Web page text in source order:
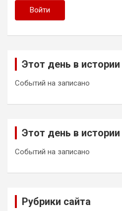
Войти
Этот день в истории
Событий на записано
Этот день в истории
Событий на записано
Рубрики сайта